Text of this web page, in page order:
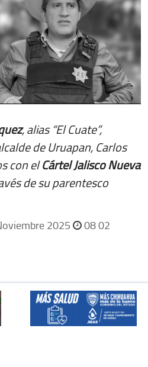
, alias “El Cuate”,
de Uruapan, Carlos
con elCártel Jalisco Nueva
de su parentesco
2025 08 02